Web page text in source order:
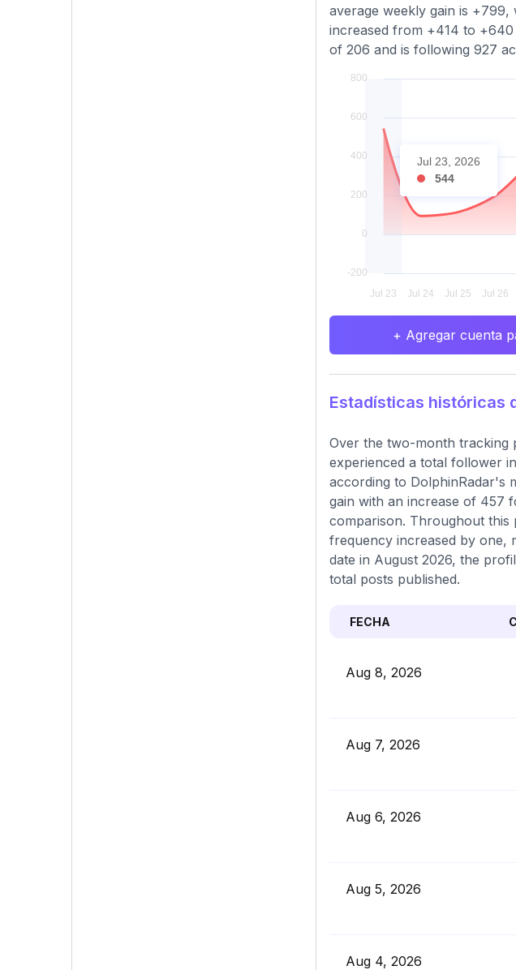
average weekly gain is
increased from +414 to
of 206 and is following 927
Jul 23, 2026
544
+ Agregar cuenta
Estadísticas históricas
Over the two-month tracking
experienced a total follower
according to DolphinRadar's
gain with an increase of 457
comparison. Throughout this
frequency increased by one,
date in August 2026, the
total posts published.
FECHA
Aug 8, 2026
Aug 7, 2026
Aug 6, 2026
Aug 5, 2026
Aug 4, 2026